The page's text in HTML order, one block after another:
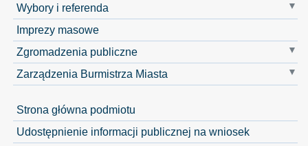
Wybory i referenda
Imprezy masowe
Zgromadzenia publiczne
Zarządzenia Burmistrza Miasta
Strona główna podmiotu
Udostępnienie informacji publicznej na wniosek